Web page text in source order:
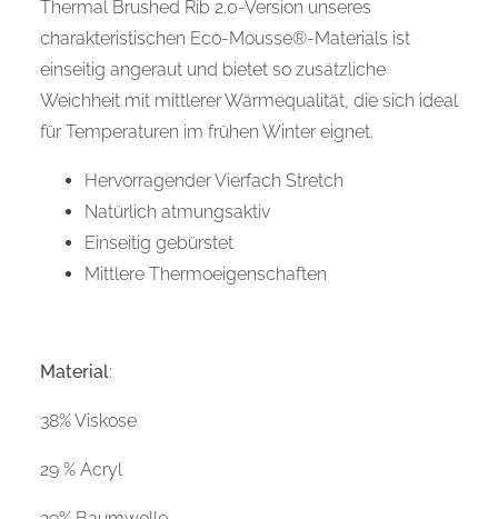
Thermal Brushed Rib 2.0-Version unseres
charakteristischen Eco-Mousse®-Materials ist
einseitig angeraut und bietet so zusätzliche
Weichheit mit mittlerer Wärmequalität, die sich ideal
für Temperaturen im frühen Winter eignet.
Hervorragender Vierfach Stretch
Natürlich atmungsaktiv
Einseitig gebürstet
Mittlere Thermoeigenschaften
Material:
38% Viskose
29 % Acryl